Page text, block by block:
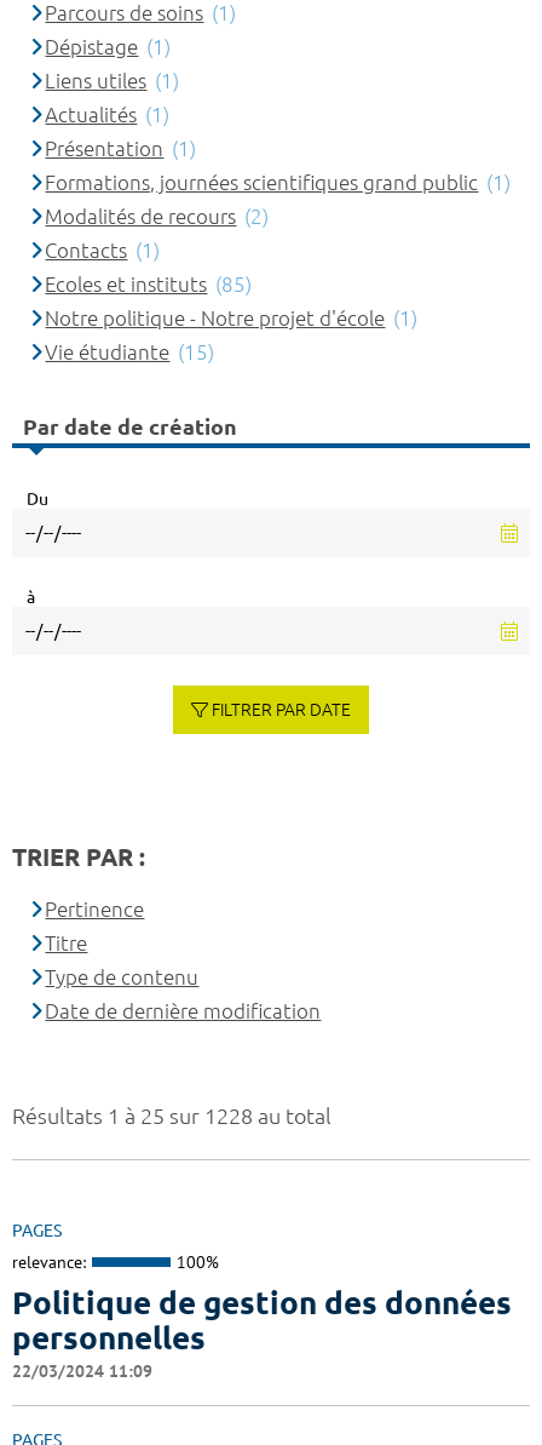
Résultats 1 à 25 sur 1228 au total
PAGES
relevance: 100%
Politique de gestion des données
personnelles
22/03/2024 11:09
PAGES
Parcours de soins (1)
Dépistage (1)
Liens utiles (1)
Actualités (1)
Présentation (1)
Formations, journées scientifiques grand public (1)
Modalités de recours (2)
Contacts (1)
Ecoles et instituts (85)
Notre politique - Notre projet d'école (1)
Vie étudiante (15)
Par date de création
Du
à
FILTRER PAR DATE
TRIER PAR :
Pertinence
Titre
Type de contenu
Date de dernière modification